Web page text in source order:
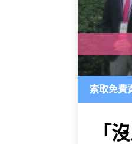
索取免費
「